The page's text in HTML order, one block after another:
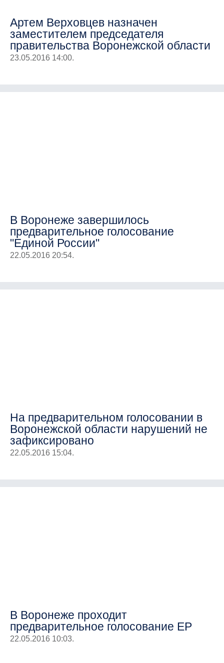
Артем Верховцев назначен
заместителем председателя
правительства Воронежской области
23.05.2016 14:00.
В Воронеже завершилось
предварительное голосование
"Единой России"
22.05.2016 20:54.
На предварительном голосовании в
Воронежской области нарушений не
зафиксировано
22.05.2016 15:04.
В Воронеже проходит
предварительное голосование ЕР
22.05.2016 10:03.